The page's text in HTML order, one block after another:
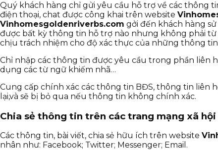
Quý khách hàng chỉ gửi yêu cầu hỗ trợ về các thông
điện thoại, chat được công khai trên website
Vinhomesgoldenriverbs.com gởi đến khách hàng
được bất kỳ thông tin hỗ trợ nào nhưng không phải
chịu trách nhiệm cho độ xác thực của những thông
Chỉ nhập các thông tin được yêu cầu trong phần liên
dụng các từ ngữ khiếm nhã…
Cung cấp chính xác các thông tin BĐS, thông tin liên
lại,và sẽ bị bỏ qua nếu thông tin không chính xác.
Chia sẻ thông tin trên các trang mạng xã hội
Các thông tin, bài viết, chia sẻ hữu ích trên website
nhân như: Facebook; Twitter; Messenger; Email.